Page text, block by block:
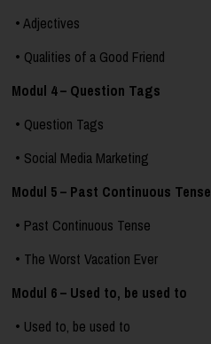
• Adjectives
• Qualities of a Good Friend
Modul 4 – Question Tags
• Question Tags
• Social Media Marketing
Modul 5 – Past Continuous Tense
• Past Continuous Tense
• The Worst Vacation Ever
Modul 6 – Used to, be used to
• Used to, be used to